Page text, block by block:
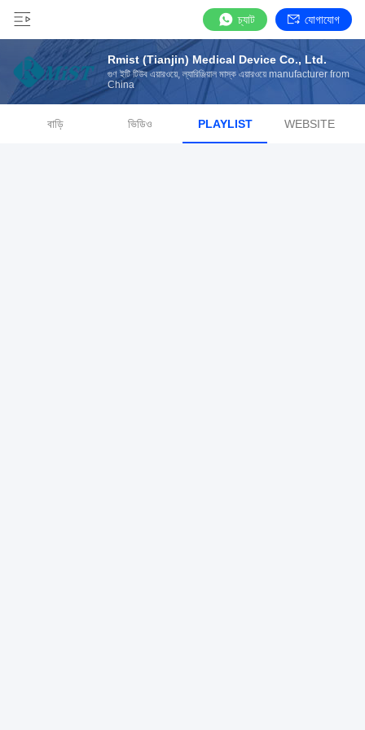
চ্যাট যোগাযোগ
Rmist (Tianjin) Medical Device Co., Ltd.
গুণ ইটি টিউব এয়ারওয়ে, ল্যারিঞ্জিয়াল মাস্ক এয়ারওয়ে manufacturer from
China
বাড়ি ভিডিও PLAYLIST WEBSITE